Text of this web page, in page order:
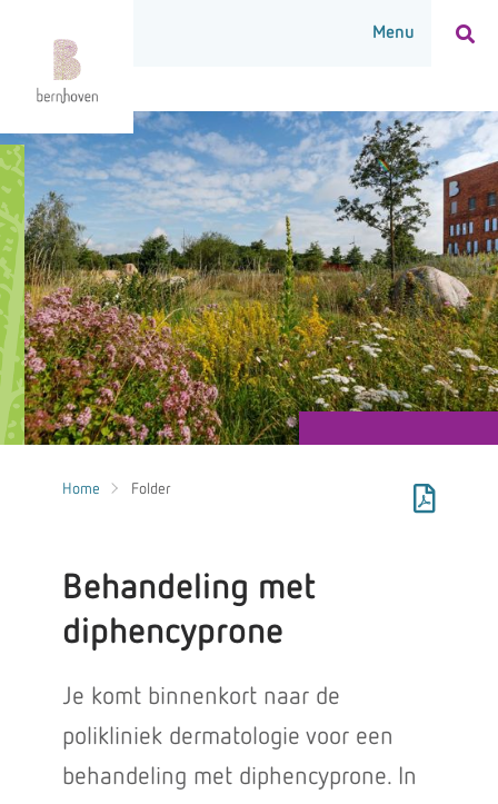
Home Folder
Behandeling met
diphencyprone
Je komt binnenkort naar de
polikliniek dermatologie voor een
behandeling met diphencyprone. In